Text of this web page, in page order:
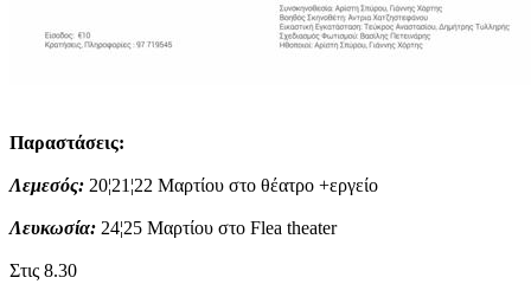
Παραστάσεις:
Λεμεσός: 20¦21¦22 Μαρτίου στο θέατρο +εργείο
Λευκωσία: 24¦25 Μαρτίου στο Flea theater
Στις 8.30